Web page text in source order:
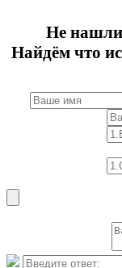
Не нашли
Найдём что